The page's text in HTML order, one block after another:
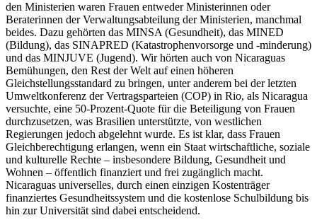
den Ministerien waren Frauen entweder Ministerinnen oder
Beraterinnen der Verwaltungsabteilung der Ministerien, manchmal
beides. Dazu gehörten das MINSA (Gesundheit), das MINED
(Bildung), das SINAPRED (Katastrophenvorsorge und -minderung)
und das MINJUVE (Jugend). Wir hörten auch von Nicaraguas
Bemühungen, den Rest der Welt auf einen höheren
Gleichstellungsstandard zu bringen, unter anderem bei der letzten
Umweltkonferenz der Vertragsparteien (COP) in Rio, als Nicaragua
versuchte, eine 50-Prozent-Quote für die Beteiligung von Frauen
durchzusetzen, was Brasilien unterstützte, von westlichen
Regierungen jedoch abgelehnt wurde. Es ist klar, dass Frauen
Gleichberechtigung erlangen, wenn ein Staat wirtschaftliche, soziale
und kulturelle Rechte – insbesondere Bildung, Gesundheit und
Wohnen – öffentlich finanziert und frei zugänglich macht.
Nicaraguas universelles, durch einen einzigen Kostenträger
finanziertes Gesundheitssystem und die kostenlose Schulbildung bis
hin zur Universität sind dabei entscheidend.